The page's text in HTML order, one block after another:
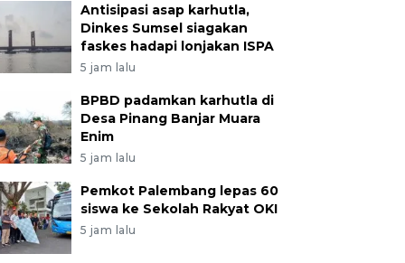
Antisipasi asap karhutla,
Dinkes Sumsel siagakan
faskes hadapi lonjakan ISPA
5 jam lalu
BPBD padamkan karhutla di
Desa Pinang Banjar Muara
Enim
5 jam lalu
Pemkot Palembang lepas 60
siswa ke Sekolah Rakyat OKI
5 jam lalu